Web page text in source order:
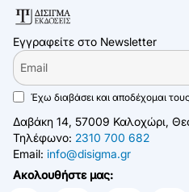
Έβερτ” στην Τεχνόπολη
Εγγραφείτε στο Newsletter
Email
Έχω διαβάσει και αποδέχομαι τους
Δαβάκη 14, 57009 Καλοχώρι,
Τηλέφωνο: 2310 700 682
Email: info@disigma.gr
Ακολουθήστε μας: